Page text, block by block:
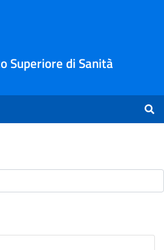
Superiore di Sanità
Ricerca -